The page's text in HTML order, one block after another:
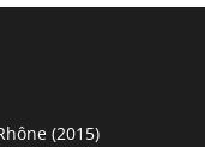
(2015)